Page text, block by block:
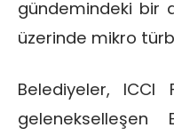
gündemindeki bir
üzerinde mikro
Belediyeler, ICCI
gelenekselleşen